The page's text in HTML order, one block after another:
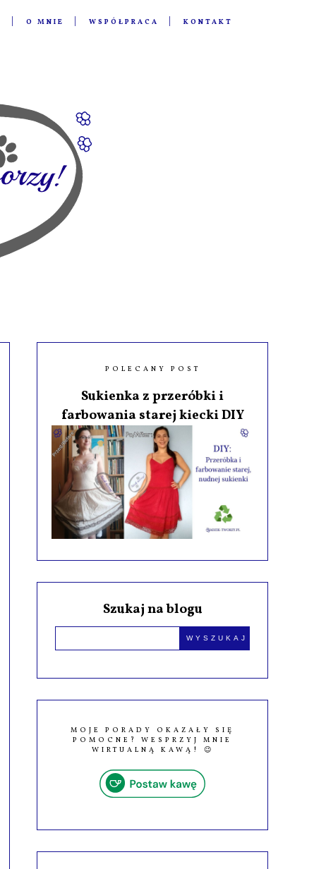
O MNIE WSPÓŁPRACA KONTAKT
POLECANY POST
Sukienka z przeróbki i
farbowania starej kiecki DIY
Szukaj na blogu
MOJE PORADY OKAZAŁY SIĘ
POMOCNE? WESPRZYJ MNIE
WIRTUALNĄ KAWĄ! 😉